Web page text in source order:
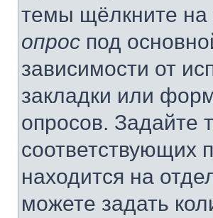
темы щёлкните
опрос под
зависимости от
закладки или
опросов. Задайте
соответствующих
находится на
можете задать